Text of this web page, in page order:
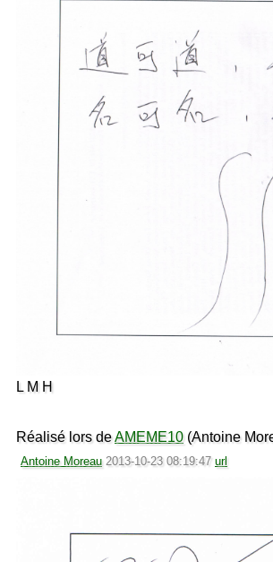
L M H
Réalisé lors deAMEME10(Antoine
Antoine Moreau 2013-10-23 08:19:47 url